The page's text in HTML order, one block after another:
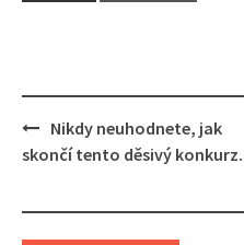
Post
navigation
Nikdy neuhodnete, jak
skončí tento děsivý konkurz.